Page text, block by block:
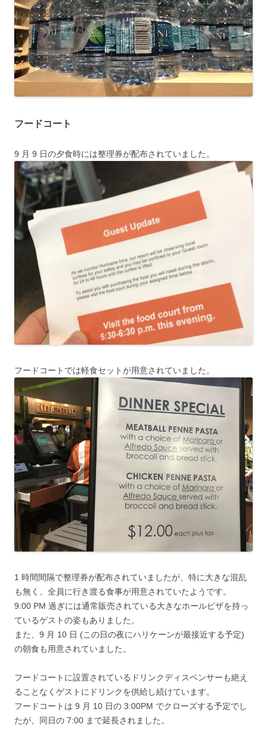
フードコート
9 月 9 日の夕食時には整理券が配布されていました。
フードコートでは軽食セットが用意されていました。
1 時間間隔で整理券が配布されていましたが、特に大きな混乱
も無く、全員に行き渡る食事が用意されていたようです。
9:00 PM 過ぎには通常販売されている大きなホールピザを持っ
ているゲストの姿もありました。
また、9 月 10 日 (この日の夜にハリケーンが最接近する予定)
の朝食も用意されていました。
フードコートに設置されているドリンクディスペンサーも絶え
ることなくゲストにドリンクを供給し続けています。
フードコートは 9 月 10 日の 3:00PM でクローズする予定でし
たが、同日の 7:00 まで延長されました。